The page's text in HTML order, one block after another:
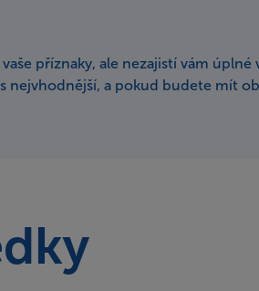
příznaky, ale nezajistí vám úplné
nejvhodnější, a pokud budete mít